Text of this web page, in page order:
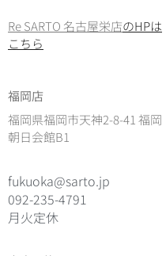
Re SARTO 名古屋栄店のHPは
こちら
福岡店
福岡県福岡市天神2-8-41 福岡
朝日会館B1
fukuoka@sarto.jp
092-235-4791
月火定休